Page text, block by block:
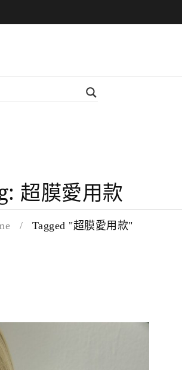
超膜愛用款
/ Tagged "超膜愛用款"